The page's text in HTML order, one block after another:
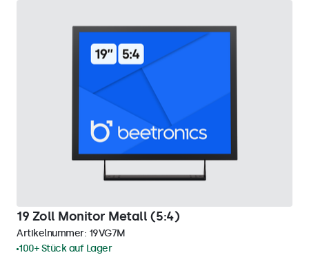
19 Zoll Monitor Metall (5:4)
Artikelnummer: 19VG7M
100+ Stück auf Lager